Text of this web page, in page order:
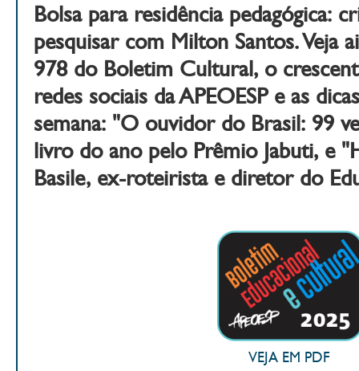
Bolsa para residência pedagógica:
pesquisar com Milton Santos. Veja
978 do Boletim Cultural, o
redes sociais da APEOESP e as
semana: "O ouvidor do Brasil: 99
livro do ano pelo Prêmio Jabuti, e
Basile, ex-roteirista e diretor do
VEJA EM PDF